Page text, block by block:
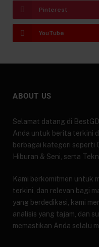
Pinterest
YouTube
ABOUT US
Selamat datang di
Anda untuk berita terkini
berbagai kategori seperti
Hiburan & Seni, serta
Kami berkomitmen untuk
terkini, dan relevan bagi
yang berdedikasi, kami
analisis yang tajam, dan
memastikan Anda selalu